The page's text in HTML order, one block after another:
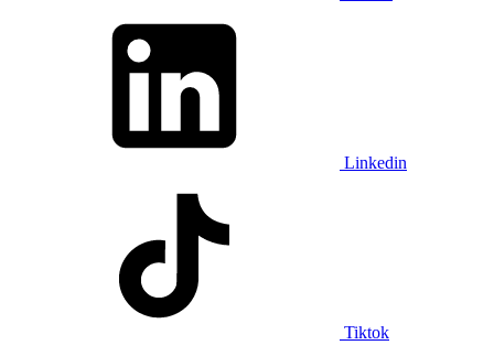
Linkedin
Tiktok